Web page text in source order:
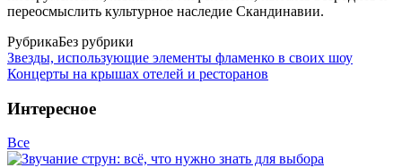
переосмыслить культурное наследие Скандинавии.
РубрикаБез рубрики
Звезды, использующие элементы фламенко в своих шоу
Концерты на крышах отелей и ресторанов
Интересное
Все